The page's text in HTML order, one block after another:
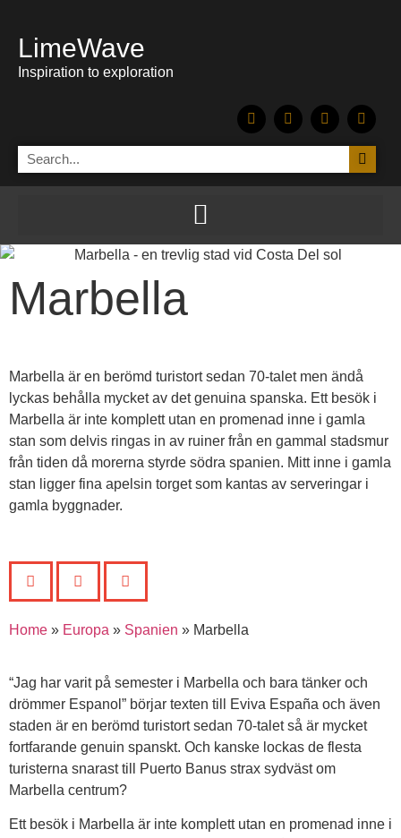
LimeWave
Inspiration to exploration
Marbella
Marbella är en berömd turistort sedan 70-talet men ändå
lyckas behålla mycket av det genuina spanska. Ett besök i
Marbella är inte komplett utan en promenad inne i gamla
stan som delvis ringas in av ruiner från en gammal stadsmur
från tiden då morerna styrde södra spanien. Mitt inne i gamla
stan ligger fina apelsin torget som kantas av serveringar i
gamla byggnader.
Home » Europa » Spanien » Marbella
“Jag har varit på semester i Marbella och bara tänker och
drömmer Espanol” börjar texten till Eviva España och även
staden är en berömd turistort sedan 70-talet så är mycket
fortfarande genuin spanskt. Och kanske lockas de flesta
turisterna snarast till Puerto Banus strax sydväst om
Marbella centrum?
Ett besök i Marbella är inte komplett utan en promenad inne i